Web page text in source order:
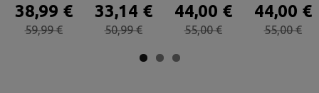
38,99 €
59,99 €
33,14 €
50,99 €
44,00 €
55,00 €
44,00 €
55,00 €